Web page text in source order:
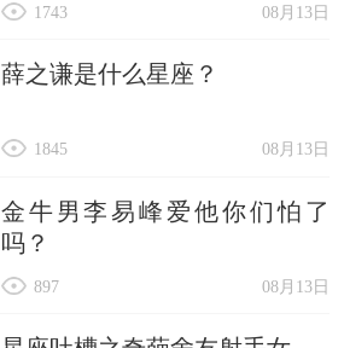
08月13日
1743
薛之谦是什么星座？
08月13日
1845
金牛男李易峰爱他你们怕了
吗？
08月13日
897